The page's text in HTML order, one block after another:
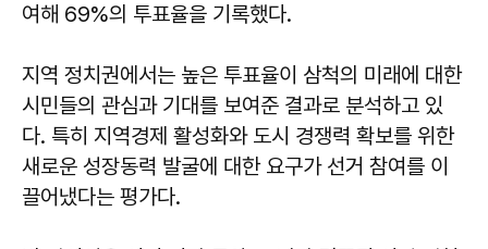
여해 69%의 투표율을 기록했다.
지역 정치권에서는 높은 투표율이 삼척의 미래에 대한
시민들의 관심과 기대를 보여준 결과로 분석하고 있
다. 특히 지역경제 활성화와 도시 경쟁력 확보를 위한
새로운 성장동력 발굴에 대한 요구가 선거 참여를 이
끌어냈다는 평가다.